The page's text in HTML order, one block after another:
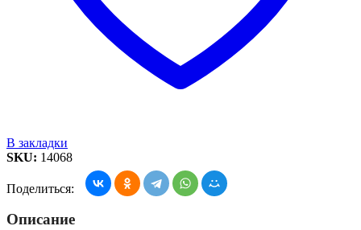
В закладки
SKU: 14068
Поделиться:
Описание